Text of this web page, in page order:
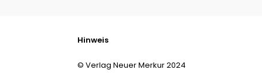
Hinweis
© Verlag Neuer Merkur 2024